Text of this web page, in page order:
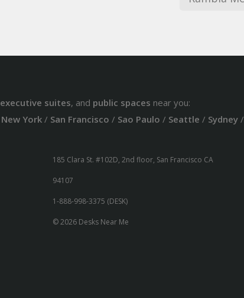
executive suites, and public spaces near you:
New York/ San Francisco / Sao Paulo / Seattle / Sydney/
185 Clara St. #102D, 2nd floor, San Francisco CA
94107
1-888-998-3375 (DESK)
© 2026 Desks Near Me